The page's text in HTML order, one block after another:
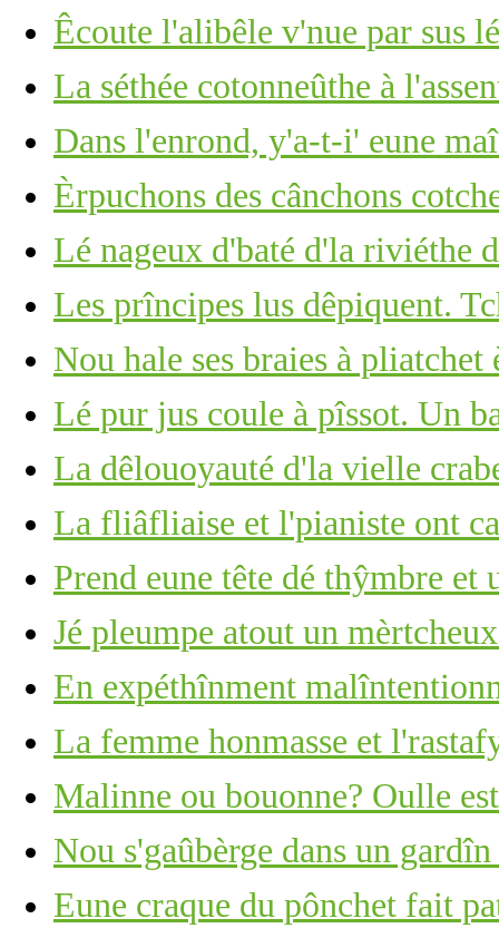
Êcoute l'alibêle v'nue par sus
La séthée cotonneûthe à
Dans l'enrond, y'a-t-i' eune
Èrpuchons des cânchons
Lé nageux d'baté d'la riviéthe
Les prîncipes lus dêpiquent.
Nou hale ses braies à pliatchet
Lé pur jus coule à pîssot. Un
La dêlouoyauté d'la vielle
La fliâfliaise et l'pianiste ont
Prend eune tête dé thŷmbre et
Jé pleumpe atout un
En expéthînment
La femme honmasse et
Malinne ou bouonne? Oulle
Nou s'gaûbèrge dans un
Eune craque du pônchet fait